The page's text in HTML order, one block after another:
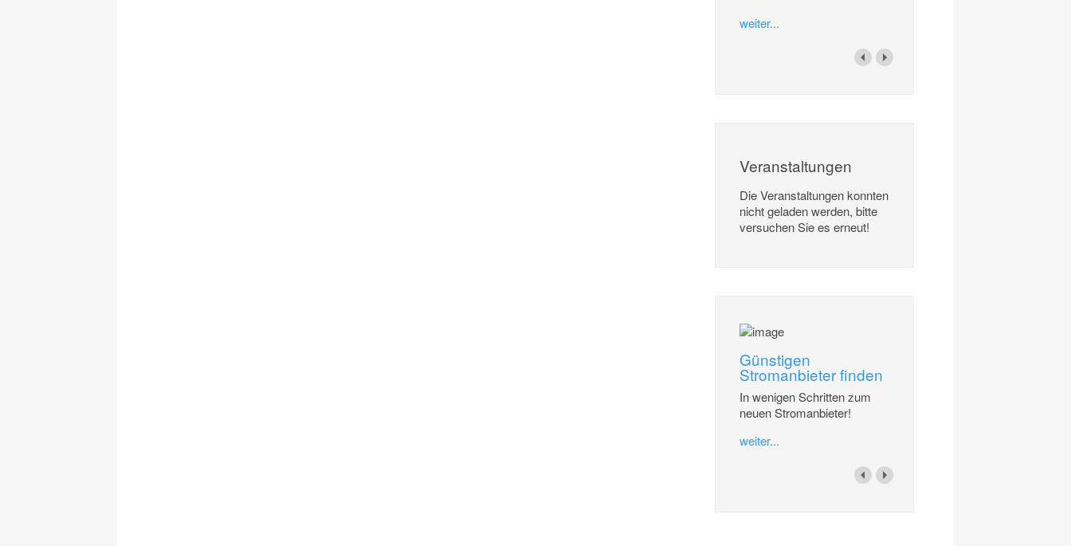
weiter...
Veranstaltungen
Die Veranstaltungen konnten
nicht geladen werden, bitte
versuchen Sie es erneut!
Günstigen
Stromanbieter finden
In wenigen Schritten zum
neuen Stromanbieter!
weiter...